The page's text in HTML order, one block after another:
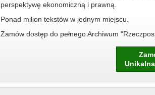
perspektywę ekonomiczną i prawną.
Ponad milion tekstów w jednym miejscu.
Zamów dostęp do pełnego Archiwum